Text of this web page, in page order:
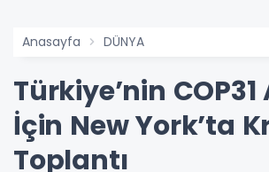
Anasayfa DÜNYA
Türkiye’nin COP31
İçin New York’ta
Toplantı